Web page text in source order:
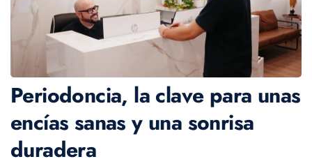
Periodoncia, la clave para unas
encías sanas y una sonrisa
duradera